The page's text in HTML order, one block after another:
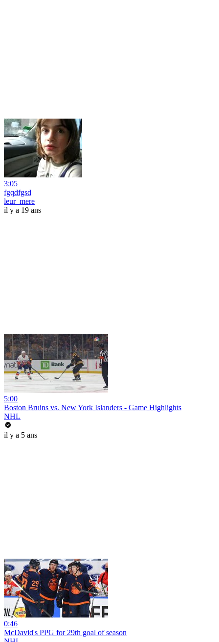
3:05
fgqdfgsd
leur_mere
il y a 19 ans
5:00
Boston Bruins vs. New York Islanders - Game Highlights
NHL
il y a 5 ans
0:46
McDavid's PPG for 29th goal of season